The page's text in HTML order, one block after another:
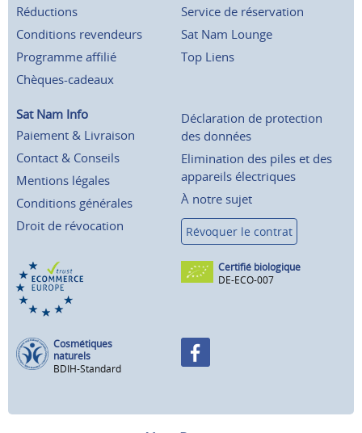
Réductions
Conditions revendeurs
Programme affilié
Chèques-cadeaux
Service de réservation
Sat Nam Lounge
Top Liens
Sat Nam Info
Paiement & Livraison
Contact & Conseils
Mentions légales
Conditions générales
Droit de révocation
Déclaration de protection
des données
Elimination des piles et des
appareils électriques
À notre sujet
Révoquer le contrat
Certifié biologique
DE-ECO-007
Cosmétiques
naturels
BDIH-Standard